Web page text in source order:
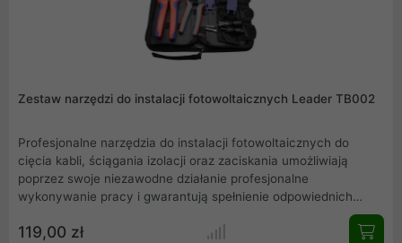
Zestaw narzędzi do instalacji fotowoltaicznych Leader TB002
Profesjonalne narzędzia do instalacji fotowoltaicznych do
cięcia kabli, ściągania izolacji oraz zaciskania umożliwiają
poprzez swoje niezawodne działanie profesjonalne
wykonywanie pracy i gwarantują spełnienie odpowiednich
wymagań. Zestaw narzędzi zawiera: zaciskarkę, nożyce do
kabli, 1 parę kluczy MC4, 1 parę złączy MC4.
119,00 zł